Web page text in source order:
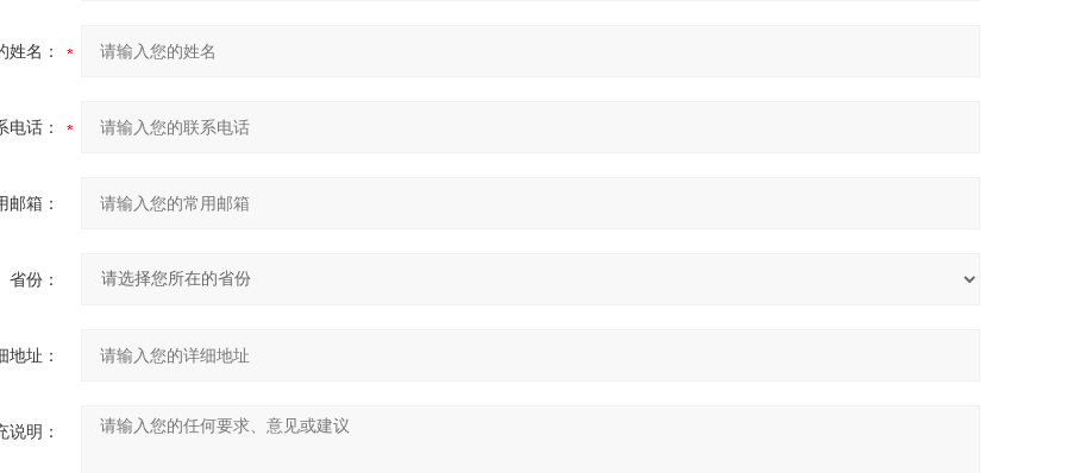
姓名：
电话：
邮箱：
省份：
地址：
说明：